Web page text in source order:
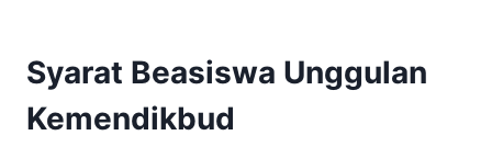
Syarat Beasiswa Unggulan
Kemendikbud